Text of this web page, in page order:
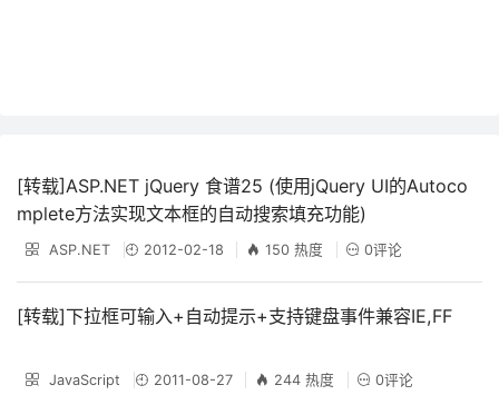
[转载]ASP.NET jQuery 食谱25 (使用jQuery UI的Autoco
mplete方法实现文本框的自动搜索填充功能)
ASP.NET 2012-02-18 150 热度 0评论
[转载]下拉框可输入+自动提示+支持键盘事件兼容IE,FF
JavaScript 2011-08-27 244 热度 0评论